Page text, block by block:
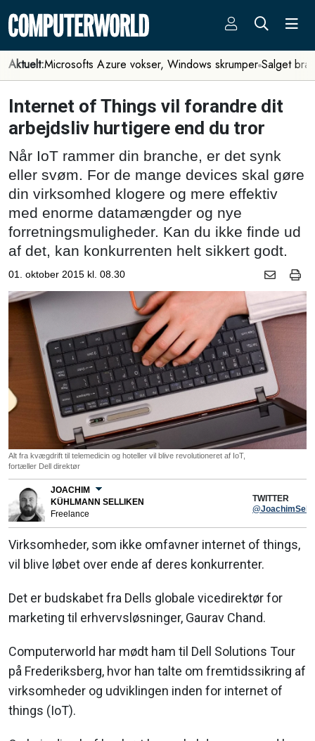
Aktuelt:Microsofts Azure vokser, Windows skrumper Salget
Internet of Things vil forandre dit
arbejdsliv hurtigere end du tror
Når IoT rammer din branche, er det synk
eller svøm. For de mange devices skal gøre
din virksomhed klogere og mere effektiv
med enorme datamængder og nye
forretningsmuligheder. Kan du ikke finde ud
af det, kan konkurrenten helt sikkert godt.
01. oktober 2015 kl. 08.30
Alt fra kvægdrift til telemedicin og hoteller vil blive revolutioneret af IoT,
fortæller Dell direktør
JOACHIM
KÜHLMANN SELLIKEN
Freelance
TWITTER
Virksomheder, som ikke omfavner internet of things,
vil blive løbet over ende af deres konkurrenter.
Det er budskabet fra Dells globale vicedirektør for
marketing til erhvervsløsninger, Gaurav Chand.
Computerworld har mødt ham til Dell Solutions Tour
på Frederiksberg, hvor han talte om fremtidssikring af
virksomheder og udviklingen inden for internet of
things (IoT).